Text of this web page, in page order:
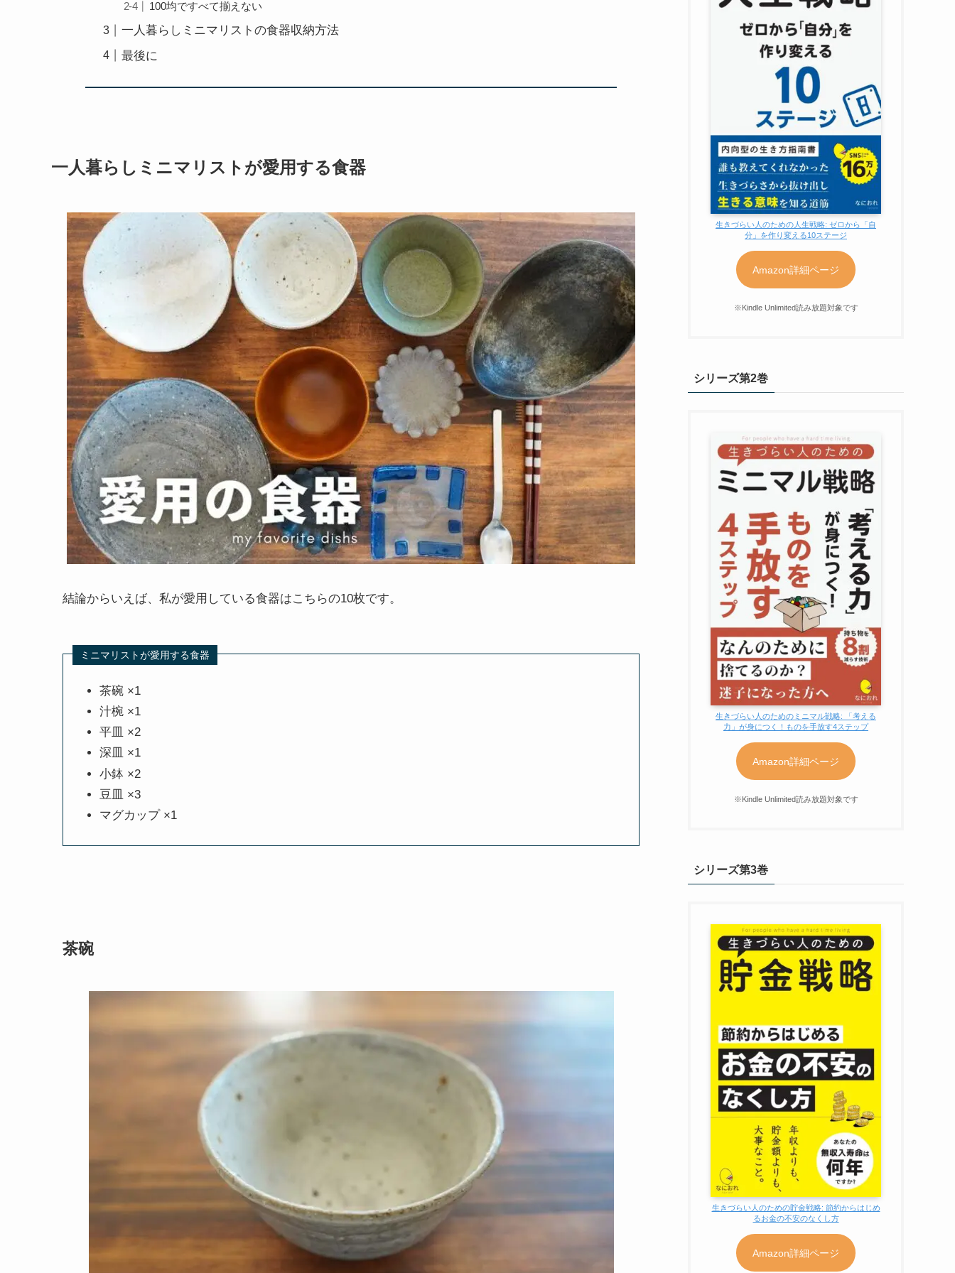
100均ですべて揃えない
一人暮らしミニマリストの食器収納方法
最後に
一人暮らしミニマリストが愛用する食器
結論からいえば、私が愛用している食器はこちらの10枚です。
ミニマリストが愛用する食器
茶碗 ×1
汁椀 ×1
平皿 ×2
深皿 ×1
小鉢 ×2
豆皿 ×3
マグカップ ×1
茶碗
生きづらい人のための人生戦略: ゼロから「自
分」を作り変える10ステージ
Amazon詳細ページ
※Kindle Unlimited読み放題対象です
シリーズ第2巻
生きづらい人のためのミニマル戦略: 「考える
力」が身につく！ものを手放す4ステップ
Amazon詳細ページ
※Kindle Unlimited読み放題対象です
シリーズ第3巻
生きづらい人のための貯金戦略: 節約からはじめ
るお金の不安のなくし方
Amazon詳細ページ